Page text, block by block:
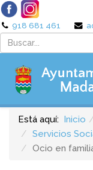
918 681 461
Está aquí: Inicio
Servicios
Ocio en